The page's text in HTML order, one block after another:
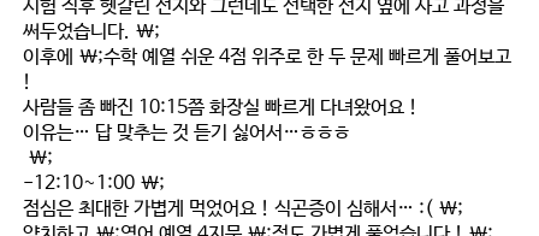
시험 직후 헷갈린 선지와 그런데도 선택한 선지 옆에 사고 과정을
써두었습니다. \;
이후에 \;수학 예열 쉬운 4점 위주로 한 두 문제 빠르게 풀어보고
!
사람들 좀 빠진 10:15쯤 화장실 빠르게 다녀왔어요 !
이유는… 답 맞추는 것 듣기 싫어서…ㅎㅎㅎ
\;
-12:10~1:00 \;
점심은 최대한 가볍게 먹었어요 ! 식곤증이 심해서… :( \;